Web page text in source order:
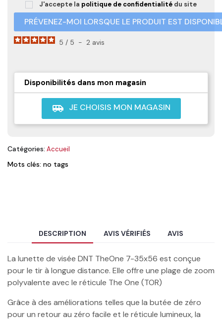
J'accepte la politique de confidentialité du site
PRÉVENEZ-MOI LORSQUE LE PRODUIT EST
5 / 5 - 2 avis
Disponibilités dans mon magasin
airport_shuttle JE CHOISIS MON MAGASIN
Catégories: Accueil
Mots clés: no tags
DESCRIPTION AVIS VÉRIFIÉS AVIS
La lunette de visée DNT TheOne 7-35x56 est conçue
pour le tir à longue distance. Elle offre une plage de zoom
polyvalente avec le réticule The One (TOR)
Grâce à des améliorations telles que la butée de zéro
pour un retour au zéro facile et le réticule lumineux, la